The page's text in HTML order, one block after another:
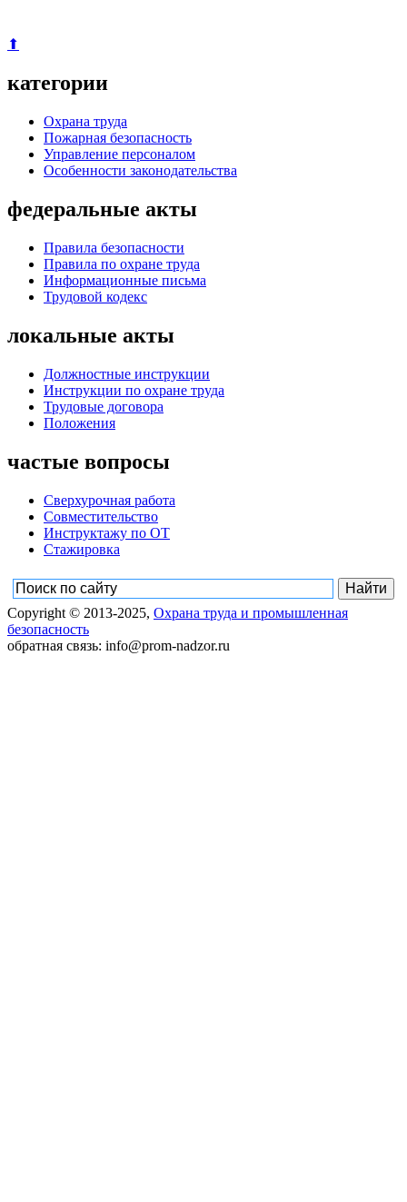
⬆
категории
Охрана труда
Пожарная безопасность
Управление персоналом
Особенности законодательства
федеральные акты
Правила безопасности
Правила по охране труда
Информационные письма
Трудовой кодекс
локальные акты
Должностные инструкции
Инструкции по охране труда
Трудовые договора
Положения
частые вопросы
Сверхурочная работа
Совместительство
Инструктажу по ОТ
Стажировка
Copyright © 2013-2025, Охрана труда и промышленная
безопасность
обратная связь: info@prom-nadzor.ru